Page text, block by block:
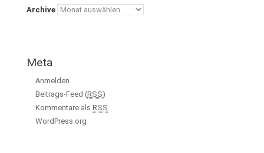
Archive
Meta
Anmelden
Beitrags-Feed (RSS)
Kommentare als RSS
WordPress.org